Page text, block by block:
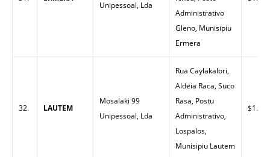
Unipessoal, Lda
Administrativo
Gleno, Munisipiu
Ermera
32. LAUTEM
Mosalaki 99
Unipessoal, Lda
Rua Caylakalori,
Aldeia Raca, Suco
Rasa, Postu
Administrativo,
Lospalos,
Munisipiu Lautem
$1.79